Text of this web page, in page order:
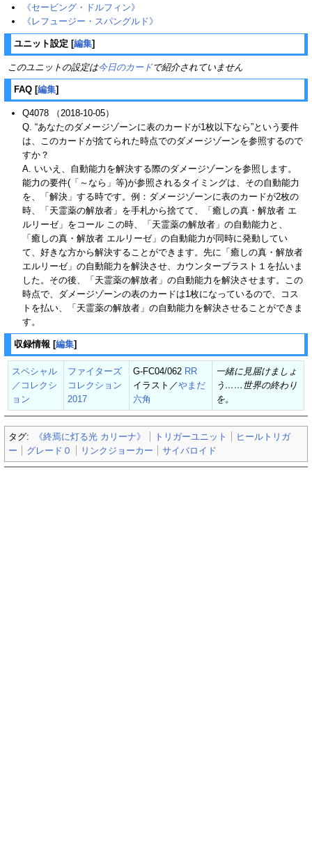
《セービング・ドルフィン》
《レフュージー・スパングルド》
ユニット設定 [編集]
このユニットの設定は今日のカードで紹介されていません
FAQ [編集]
Q4078 （2018-10-05）
Q. “あなたのダメージゾーンに表のカードが1枚以下なら”という要件
は、このカードが捨てられた時点でのダメージゾーンを参照するので
すか？
A. いいえ、自動能力を解決する際のダメージゾーンを参照します。
能力の要件(「～なら」等)が参照されるタイミングは、その自動能力
を、「解決」する時です。例：ダメージゾーンに表のカードが2枚の
時、「天霊薬の解放者」を手札から捨てて、「癒しの真・解放者 エ
ルリーゼ」をコール この時、「天霊薬の解放者」の自動能力と、
「癒しの真・解放者 エルリーゼ」の自動能力が同時に発動してい
て、好きな方から解決することができます。先に「癒しの真・解放者
エルリーゼ」の自動能力を解決させ、カウンターブラスト１を払いま
した。その後、「天霊薬の解放者」の自動能力を解決させます。この
時点で、ダメージゾーンの表のカードは1枚になっているので、コス
トを払い、「天霊薬の解放者」の自動能力を解決させることができま
す。
収録情報 [編集]
スペシャル
／コレクシ
ョン
ファイターズ
コレクション
2017
G-FC04/062 RR
イラスト／やまだ
六角
一緒に見届けましょ
う……世界の終わり
を。
タグ: 《終焉に灯る光 カリーナ》 トリガーユニット
ヒールトリガ
ー
グレード０ リンクジョーカー サイバロイド